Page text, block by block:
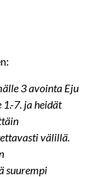
3 avointa Eju
7. ja heidät
välillä.
suurempi